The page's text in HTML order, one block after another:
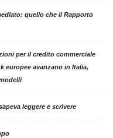
quello che il Rapporto
per il credito commerciale
europee avanzano in Italia,
leggere e scrivere